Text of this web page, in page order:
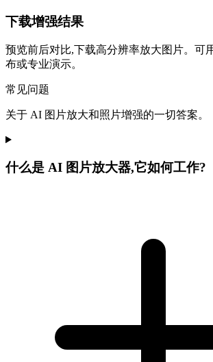
下载增强结果
预览前后对比,下载高分辨率放大图片。可
布或专业演示。
常见问题
关于 AI 图片放大和照片增强的一切答案。
什么是 AI 图片放大器,它如何工作?